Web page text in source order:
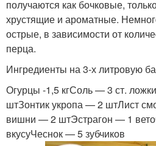
получаются как бочковые,
хрустящие и ароматные.
острые, в зависимости от
перца.
Ингредиенты на 3-х литровую
Огурцы -1,5 кгСоль — 3 ст.
штЗонтик укропа — 2 штЛист
вишни — 2 штЭстрагон — 1
вкусуЧеснок — 5 зубчиков